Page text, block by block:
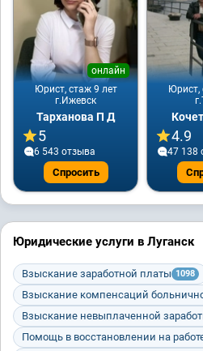
Юрист, стаж 9 лет
онлайн
г.Ижевск
Тарханова П Д
5
6 543 отзывa
Спросить
Юрист,
4.9
47 138
Юридические услуги в Луганск
Взыскание заработной платы 1098
Взыскание компенсаций
Взыскание невыплаченной
Помощь в восстановлении на